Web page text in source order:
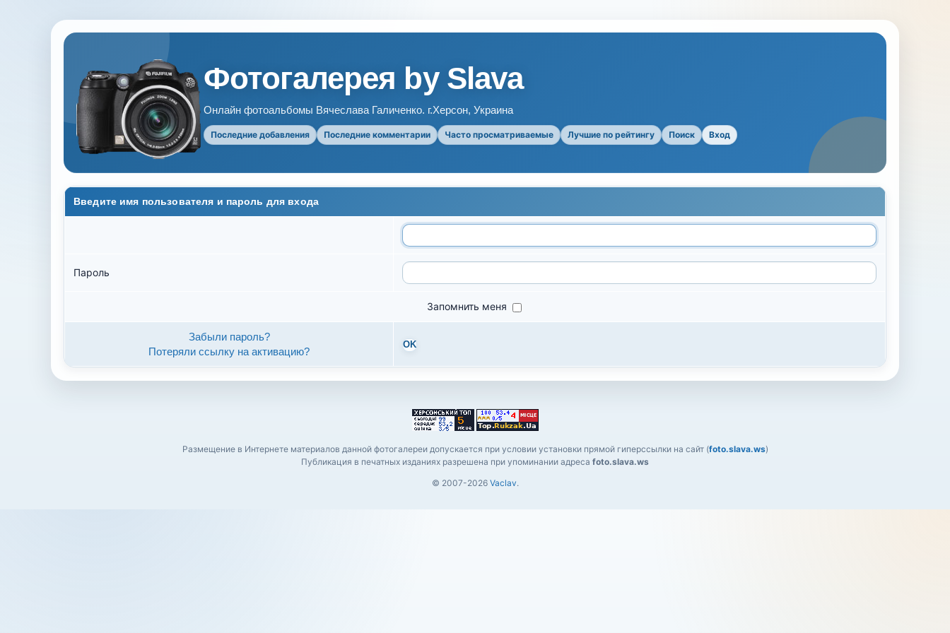
Фотогалерея by Slava
Онлайн фотоальбомы Вячеслава Галиченко. г.Херсон, Украина
Последние добавления Последние комментарии Часто просматриваемые Лучшие по рейтингу Поиск Вход
Введите имя пользователя и пароль для входа
Пароль
Запомнить меня
Забыли пароль?
Потеряли ссылку на активацию?
OK
Размещение в Интернете материалов данной фотогалереи допускается при условии установки прямой гиперссылки на сайт (foto.slava.ws)
Публикация в печатных изданиях разрешена при упоминании адреса foto.slava.ws
© 2007-2026 Vaclav.